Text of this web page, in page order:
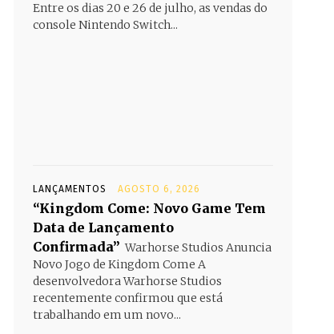
Entre os dias 20 e 26 de julho, as vendas do
console Nintendo Switch...
LANÇAMENTOS AGOSTO 6, 2026
“Kingdom Come: Novo Game Tem
Data de Lançamento
Confirmada” Warhorse Studios Anuncia
Novo Jogo de Kingdom Come A
desenvolvedora Warhorse Studios
recentemente confirmou que está
trabalhando em um novo...